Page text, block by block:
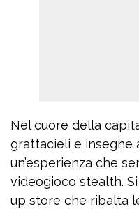
Nel cuore della
grattacieli e insegne
un’esperienza che
videogioco stealth.
up store che ribalta